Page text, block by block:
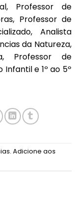
Professor de
Professor de
Analista
da Natureza,
Professor de
e 1º ao 5º
. Adicione aos